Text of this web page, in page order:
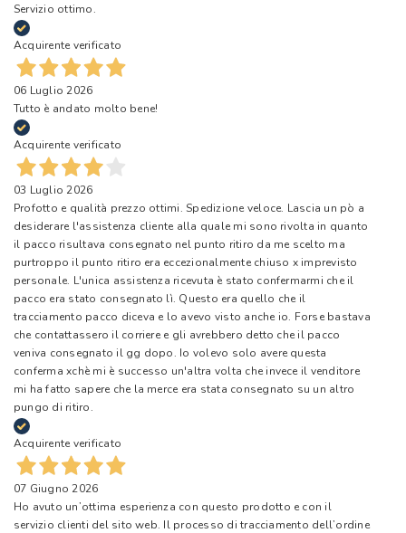
Servizio ottimo.
Acquirente verificato
06 Luglio 2026
Tutto è andato molto bene!
Acquirente verificato
03 Luglio 2026
Profotto e qualità prezzo ottimi. Spedizione veloce. Lascia un pò a
desiderare l'assistenza cliente alla quale mi sono rivolta in quanto
il pacco risultava consegnato nel punto ritiro da me scelto ma
purtroppo il punto ritiro era eccezionalmente chiuso x imprevisto
personale. L'unica assistenza ricevuta è stato confermarmi che il
pacco era stato consegnato lì. Questo era quello che il
tracciamento pacco diceva e lo avevo visto anche io. Forse bastava
che contattassero il corriere e gli avrebbero detto che il pacco
veniva consegnato il gg dopo. Io volevo solo avere questa
conferma xchè mi è successo un'altra volta che invece il venditore
mi ha fatto sapere che la merce era stata consegnato su un altro
pungo di ritiro.
Acquirente verificato
07 Giugno 2026
Ho avuto un’ottima esperienza con questo prodotto e con il
servizio clienti del sito web. Il processo di tracciamento dell’ordine